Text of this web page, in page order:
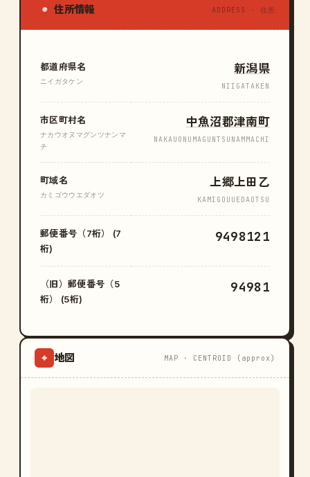
◉ 住所情報 ADDRESS · 住所
都道府県名
ニイガタケン
新潟県
NIIGATAKEN
市区町村名
ナカウオヌマグンツナンマ
チ
中魚沼郡津南町
NAKAUONUMAGUNTSUNAMMACHI
町域名
カミゴウウエダオツ
上郷上田乙
KAMIGOUUEDAOTSU
郵便番号（7桁） (7
桁)
9498121
（旧）郵便番号（5
桁） (5桁)
94981
⌖ 地図 MAP · CENTROID (approx)